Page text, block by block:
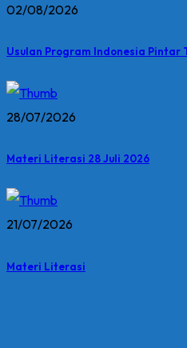
02/08/2026
Usulan Program Indonesia Pintar
28/07/2026
Materi Literasi 28 Juli 2026
21/07/2026
Materi Literasi